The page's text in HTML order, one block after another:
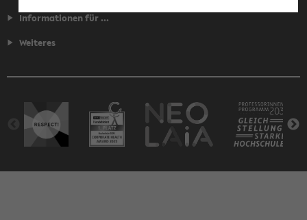
Informationen für ...
Weiteres